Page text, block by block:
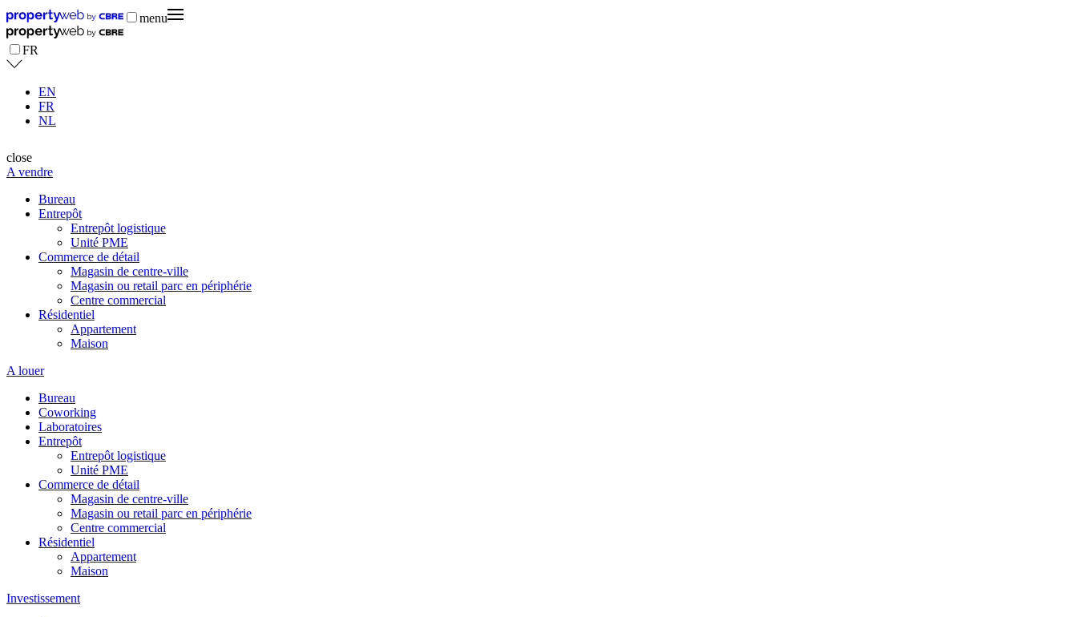
menu
FR
EN
FR
NL
close
A vendre
Bureau
Entrepôt
Entrepôt logistique
Unité PME
Commerce de détail
Magasin de centre-ville
Magasin ou retail parc en périphérie
Centre commercial
Résidentiel
Appartement
Maison
A louer
Bureau
Coworking
Laboratoires
Entrepôt
Entrepôt logistique
Unité PME
Commerce de détail
Magasin de centre-ville
Magasin ou retail parc en périphérie
Centre commercial
Résidentiel
Appartement
Maison
Investissement